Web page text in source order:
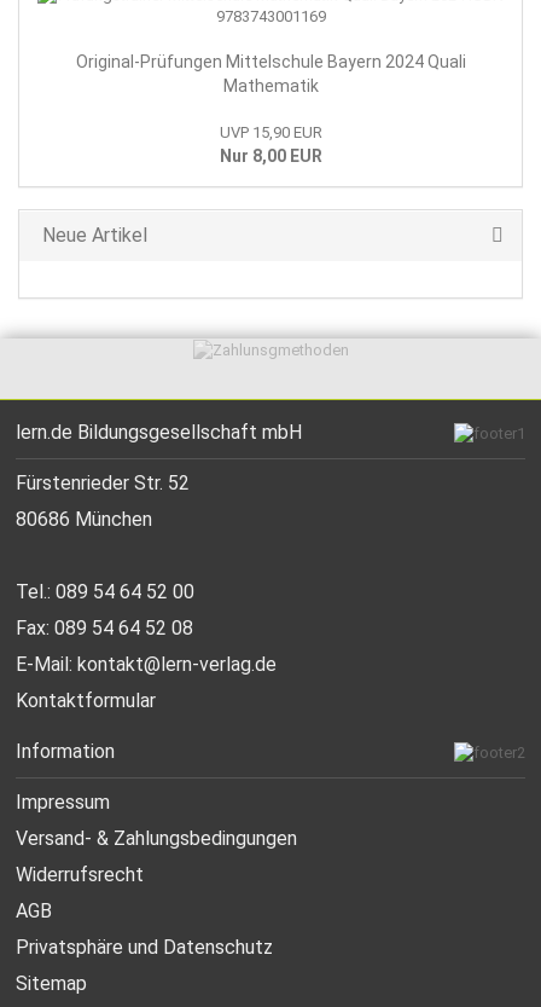
Original-Prüfungen Mittelschule Bayern 2024 Quali
Mathematik
UVP 15,90 EUR
Nur 8,00 EUR
Neue Artikel
lern.de Bildungsgesellschaft mbH
Fürstenrieder Str. 52
80686 München
Tel.: 089 54 64 52 00
Fax: 089 54 64 52 08
E-Mail:kontakt@lern-verlag.de
Kontaktformular
Information
Impressum
Versand- & Zahlungsbedingungen
Widerrufsrecht
AGB
Privatsphäre und Datenschutz
Sitemap